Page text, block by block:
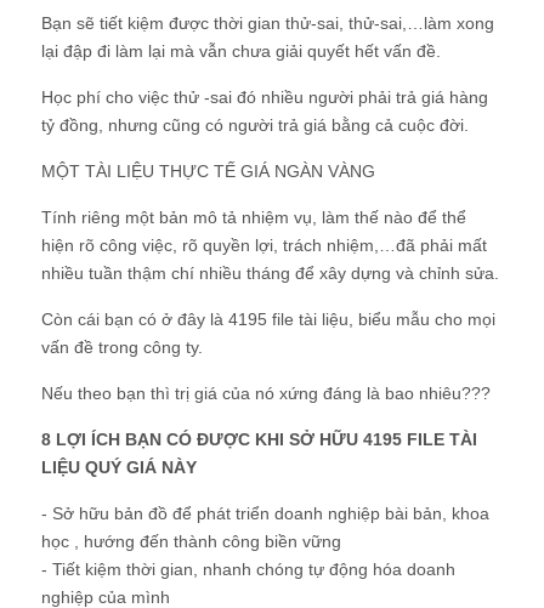
Bạn sẽ tiết kiệm được thời gian thử-sai, thử-sai,…làm xong
lại đập đi làm lại mà vẫn chưa giải quyết hết vấn đề.
Học phí cho việc thử -sai đó nhiều người phải trả giá hàng
tỷ đồng, nhưng cũng có người trả giá bằng cả cuộc đời.
MỘT TÀI LIỆU THỰC TẾ GIÁ NGÀN VÀNG
Tính riêng một bản mô tả nhiệm vụ, làm thế nào để thể
hiện rõ công việc, rõ quyền lợi, trách nhiệm,…đã phải mất
nhiều tuần thậm chí nhiều tháng để xây dựng và chỉnh sửa.
Còn cái bạn có ở đây là 4195 file tài liệu, biểu mẫu cho mọi
vấn đề trong công ty.
Nếu theo bạn thì trị giá của nó xứng đáng là bao nhiêu???
8 LỢI ÍCH BẠN CÓ ĐƯỢC KHI SỞ HỮU 4195 FILE TÀI
LIỆU QUÝ GIÁ NÀY
- Sở hữu bản đồ để phát triển doanh nghiệp bài bản, khoa
học , hướng đến thành công biền vững
- Tiết kiệm thời gian, nhanh chóng tự động hóa doanh
nghiệp của mình